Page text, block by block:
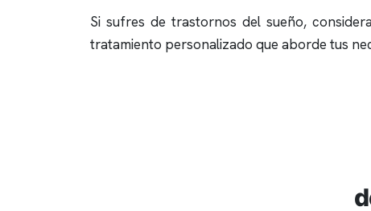
Si sufres de trastornos del sueño,
tratamiento personalizado que aborde tus